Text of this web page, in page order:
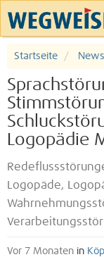
Startseite News
Logopädie
Logopäde,
Vor 7 Monaten in